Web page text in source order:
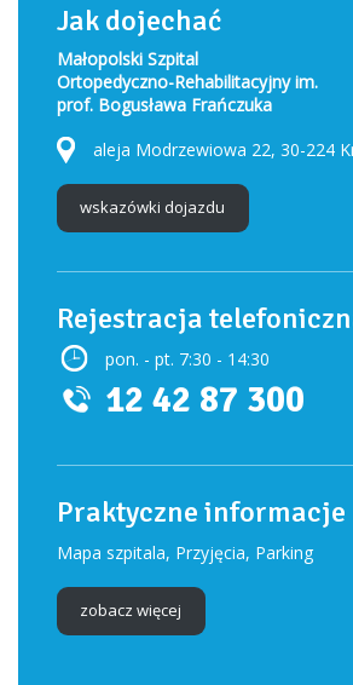
Jak dojechać
Małopolski Szpital
Ortopedyczno-Rehabilitacyjny im.
prof. Bogusława Frańczuka
aleja Modrzewiowa 22, 30-224
wskazówki dojazdu
Rejestracja
pon. - pt. 7:30 - 14:30
12 42 87 300
Praktyczne informacje
Mapa szpitala, Przyjęcia, Parking
zobacz więcej